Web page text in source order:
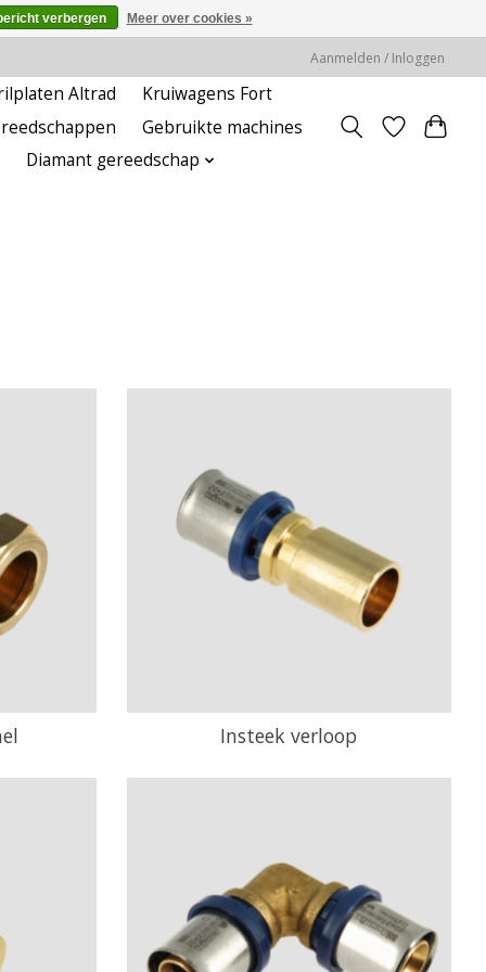
Aanmelden / Inloggen
Altrad
Kruiwagens Fort
Gebruikte machines
Diamant gereedschap
Insteek verloop
verbergen Meer over cookies »